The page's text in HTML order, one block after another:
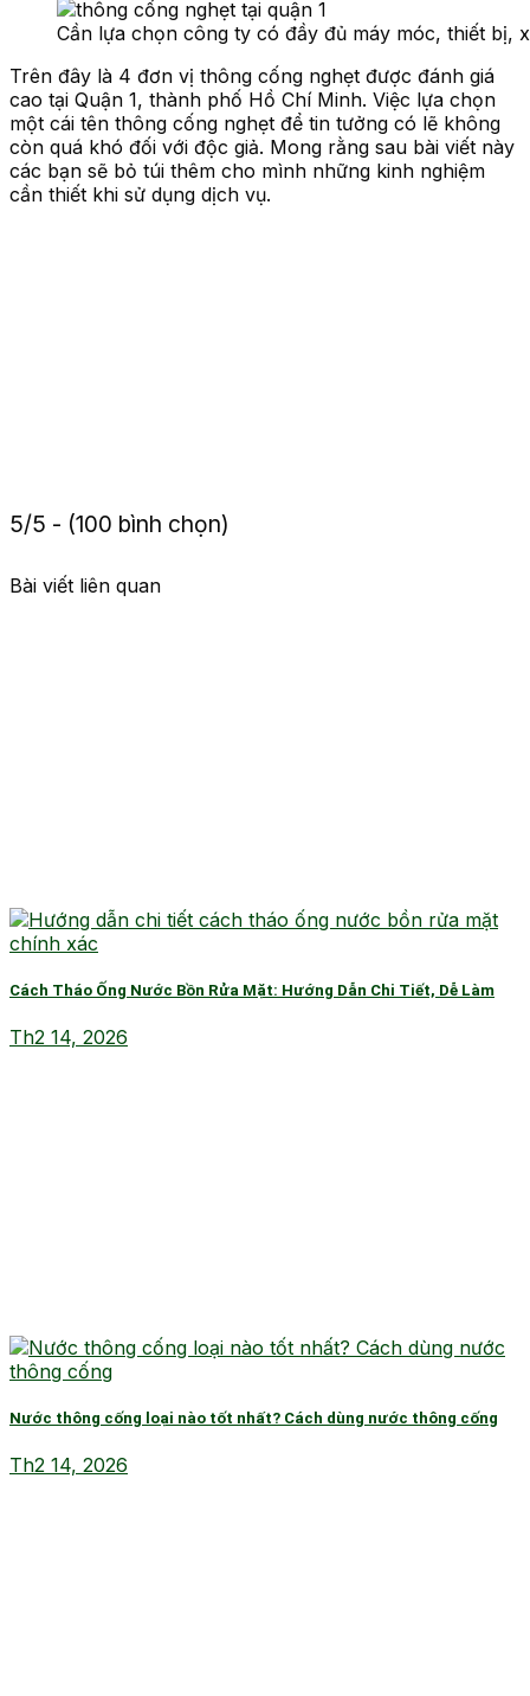
Cần lựa chọn công ty có đầy đủ máy móc, thiết bị,
Trên đây là 4 đơn vị thông cống nghẹt được đánh giá
cao tại Quận 1, thành phố Hồ Chí Minh. Việc lựa chọn
một cái tên thông cống nghẹt để tin tưởng có lẽ không
còn quá khó đối với độc giả. Mong rằng sau bài viết này
các bạn sẽ bỏ túi thêm cho mình những kinh nghiệm
cần thiết khi sử dụng dịch vụ.
5/5 - (100 bình chọn)
Bài viết liên quan
Cách Tháo Ống Nước Bồn Rửa Mặt: Hướng Dẫn Chi Tiết, Dễ Làm
Th2 14, 2026
Nước thông cống loại nào tốt nhất? Cách dùng nước thông cống
Th2 14, 2026